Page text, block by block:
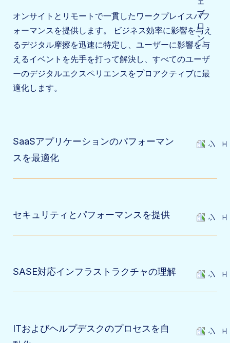
オンサイトとリモートで一貫したワークプレイスパフ
ォーマンスを提供します。 ビジネス効率に影響を与え
るデジタル摩擦を迅速に特定し、ユーザーに影響を与
えるイベントを先手を打って解決し、すべてのユーザ
ーのデジタルエクスペリエンスをプロアクティブに最
適化します。
SaaSアプリケーションのパフォーマン
スを最適化
セキュリティとパフォーマンスを提供
SASE対応インフラストラクチャの理解
ITおよびヘルプデスクのプロセスを自